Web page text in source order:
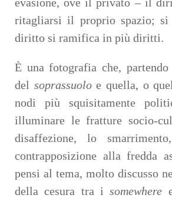
ritagliarsi il proprio spazio; si
diritto si ramifica in più diritti.
È una fotografia che,
del soprassuoloe quella, o
nodi più squisitamente
illuminare le fratture socio-
disaffezione, lo
contrapposizione alla fredda
pensi al tema, molto discusso
della cesura tra isomewhere